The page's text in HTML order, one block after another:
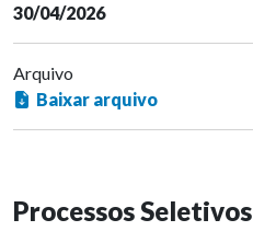
30/04/2026
Arquivo
Baixar arquivo
Processos Seletivos